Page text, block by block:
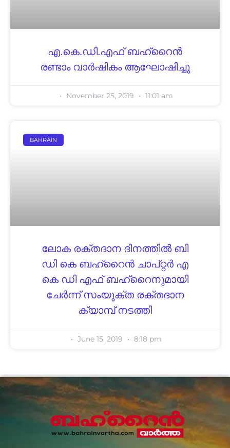
എ.കെ.ഡി.എഫ്‌ ബഹ്റൈൻ
രണ്ടാം വാർഷികം ആഘോഷിച്ചു
November 25, 2019 11:01 am
BAHRAIN
ലോക രക്തദാന ദിനത്തിൽ ബി
ഡി കെ ബഹ്റൈൻ ചാപ്റ്റർ എ
കെ ‌‍ഡി എഫ്‌ ബഹ്റൈനുമായി
ചേർന്ന് സംയുക്ത രക്തദാന
ക്യാമ്പ്‌ നടത്തി
June 15, 2019 8:18 pm